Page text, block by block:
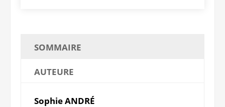
SOMMAIRE
AUTEURE
Sophie ANDRÉ